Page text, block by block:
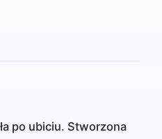
po ubiciu. Stworzona